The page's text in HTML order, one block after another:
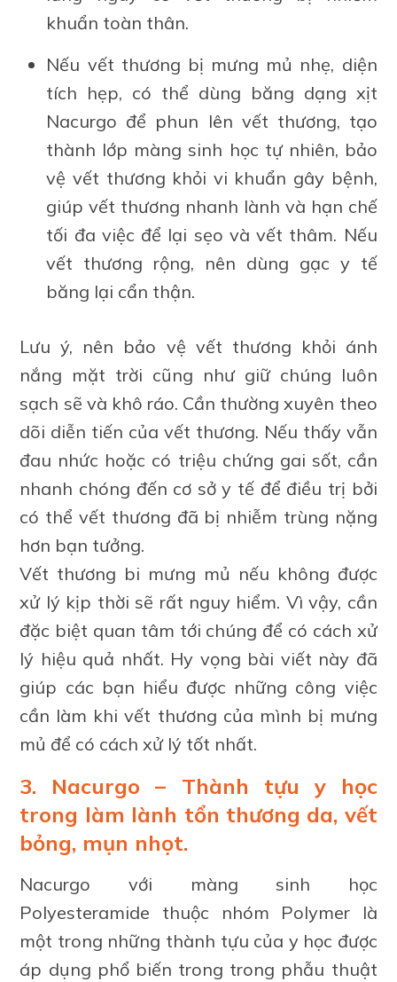
khuẩn toàn thân.
Nếu vết thương bị mưng mủ nhẹ, diện
tích hẹp, có thể dùng băng dạng xịt
Nacurgo để phun lên vết thương, tạo
thành lớp màng sinh học tự nhiên, bảo
vệ vết thương khỏi vi khuẩn gây bệnh,
giúp vết thương nhanh lành và hạn chế
tối đa việc để lại sẹo và vết thâm. Nếu
vết thương rộng, nên dùng gạc y tế
băng lại cẩn thận.
Lưu ý, nên bảo vệ vết thương khỏi ánh
nắng mặt trời cũng như giữ chúng luôn
sạch sẽ và khô ráo. Cần thường xuyên theo
dõi diễn tiến của vết thương. Nếu thấy vẫn
đau nhức hoặc có triệu chứng gai sốt, cần
nhanh chóng đến cơ sở y tế để điều trị bởi
có thể vết thương đã bị nhiễm trùng nặng
hơn bạn tưởng.
Vết thương bi mưng mủ nếu không được
xử lý kịp thời sẽ rất nguy hiểm. Vì vậy, cần
đặc biệt quan tâm tới chúng để có cách xử
lý hiệu quả nhất. Hy vọng bài viết này đã
giúp các bạn hiểu được những công việc
cần làm khi vết thương của mình bị mưng
mủ để có cách xử lý tốt nhất.
3. Nacurgo – Thành tựu y học
trong làm lành tổn thương da, vết
bỏng, mụn nhọt.
Nacurgo với màng sinh học
Polyesteramide thuộc nhóm Polymer là
một trong những thành tựu của y học được
áp dụng phổ biến trong trong phẫu thuật